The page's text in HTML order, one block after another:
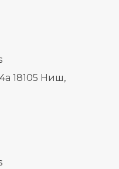
18105 Ниш,